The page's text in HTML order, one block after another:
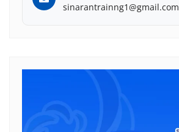
sinarantrainng1@gmail.com